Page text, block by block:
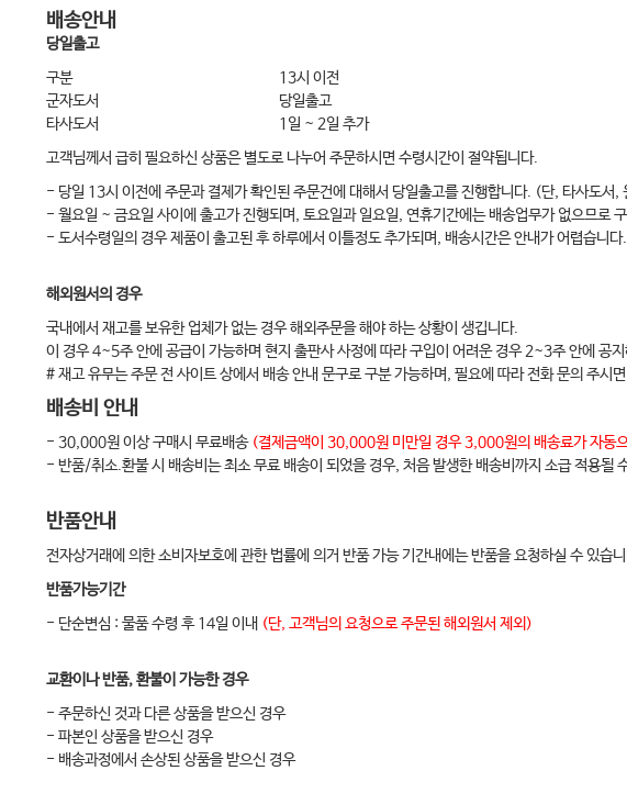
Chater 13 출혈 시 응급처치
PART 6 손상
Chater 15 손상
Chater 16 연부조직 손상
Chater 17 근골격계
Chater 19 어깨뼈부위와 팔의 골절과 어긋남
Chater 20 골반과 다리의 손상
Chater 21 신경계
Chater 22 머리손상
Chater 23 척추 손상
Chater 24 눈의 손상
Chater 26 가슴손상
PART 7 내과계 응급질환
Chater 29 내과계 응급
Chater 30 응급을 요하는 임상증상
배송안내
당일출고
구분
13시 이전
군자도서
당일출고
타사도서
1일 ~ 2일 추가
고객님께서 급히 필요하신 상품은 별도로 나누어 주문하시면 수령시간이 절약됩니다.
- 당일 13시 이전에 주문과 결제가 확인된 주문건에 대해서 당일출고를 진행합니다. (단, 타사도서
- 월요일 ~ 금요일 사이에 출고가 진행되며, 토요일과 일요일, 연휴기간에는 배송업무가 없으므로
- 도서수령일의 경우 제품이 출고된 후 하루에서 이틀정도 추가되며, 배송시간은 안내가 어렵습니다.
해외원서의 경우
국내에서 재고를 보유한 업체가 없는 경우 해외주문을 해야 하는 상황이 생깁니다.
이 경우 4~5주 안에 공급이 가능하며 현지 출판사 사정에 따라 구입이 어려운 경우 2~3주 안에 공
# 재고 유무는 주문 전 사이트 상에서 배송 안내 문구로 구분 가능하며, 필요에 따라 전화 문의 주시
배송비 안내
- 30,000원 이상 구매시 무료배송 (결제금액이 30,000원 미만일 경우 3,000원의 배송료가 자동
- 반품/취소.환불 시 배송비는 최소 무료 배송이 되었을 경우, 처음 발생한 배송비까지 소급 적용될
반품안내
전자상거래에 의한 소비자보호에 관한 법률에 의거 반품 가능 기간내에는 반품을 요청하실 수 있습
반품가능기간
- 단순변심 : 물품 수령 후 14일 이내 (단, 고객님의 요청으로 주문된 해외원서 제외)
교환이나 반품, 환불이 가능한 경우
- 주문하신 것과 다른 상품을 받으신 경우
- 파본인 상품을 받으신 경우
- 배송과정에서 손상된 상품을 받으신 경우